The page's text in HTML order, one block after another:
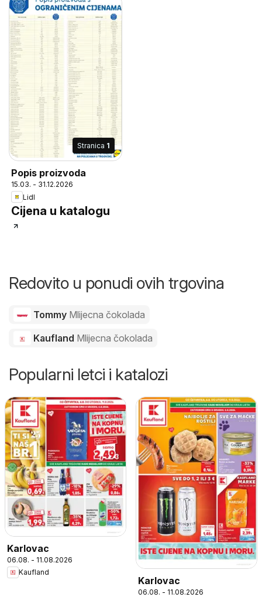
Stranica 1
Popis proizvoda
15.03. - 31.12.2026
Lidl
Cijena u katalogu
Redovito u ponudi ovih trgovina
Tommy Mlijecna čokolada
Kaufland Mlijecna čokolada
Popularni letci i katalozi
Karlovac
06.08. - 11.08.2026
Kaufland
Karlovac
06.08. - 11.08.2026